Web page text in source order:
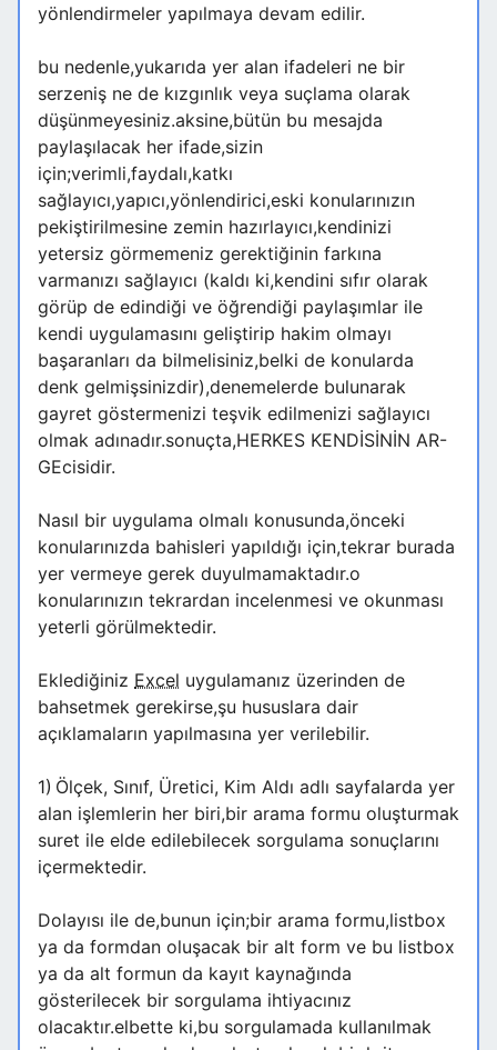
yönlendirmeler yapılmaya devam edilir.
bu nedenle,yukarıda yer alan ifadeleri ne bir
serzeniş ne de kızgınlık veya suçlama olarak
düşünmeyesiniz.aksine,bütün bu mesajda
paylaşılacak her ifade,sizin
için;verimli,faydalı,katkı
sağlayıcı,yapıcı,yönlendirici,eski konularınızın
pekiştirilmesine zemin hazırlayıcı,kendinizi
yetersiz görmemeniz gerektiğinin farkına
varmanızı sağlayıcı (kaldı ki,kendini sıfır olarak
görüp de edindiği ve öğrendiği paylaşımlar ile
kendi uygulamasını geliştirip hakim olmayı
başaranları da bilmelisiniz,belki de konularda
denk gelmişsinizdir),denemelerde bulunarak
gayret göstermenizi teşvik edilmenizi sağlayıcı
olmak adınadır.sonuçta,HERKES KENDİSİNİN AR-
GEcisidir.
Nasıl bir uygulama olmalı konusunda,önceki
konularınızda bahisleri yapıldığı için,tekrar burada
yer vermeye gerek duyulmamaktadır.o
konularınızın tekrardan incelenmesi ve okunması
yeterli görülmektedir.
Eklediğiniz Excel uygulamanız üzerinden de
bahsetmek gerekirse,şu hususlara dair
açıklamaların yapılmasına yer verilebilir.
1) Ölçek, Sınıf, Üretici, Kim Aldı adlı sayfalarda yer
alan işlemlerin her biri,bir arama formu oluşturmak
suret ile elde edilebilecek sorgulama sonuçlarını
içermektedir.
Dolayısı ile de,bunun için;bir arama formu,listbox
ya da formdan oluşacak bir alt form ve bu listbox
ya da alt formun da kayıt kaynağında
gösterilecek bir sorgulama ihtiyacınız
olacaktır.elbette ki,bu sorgulamada kullanılmak